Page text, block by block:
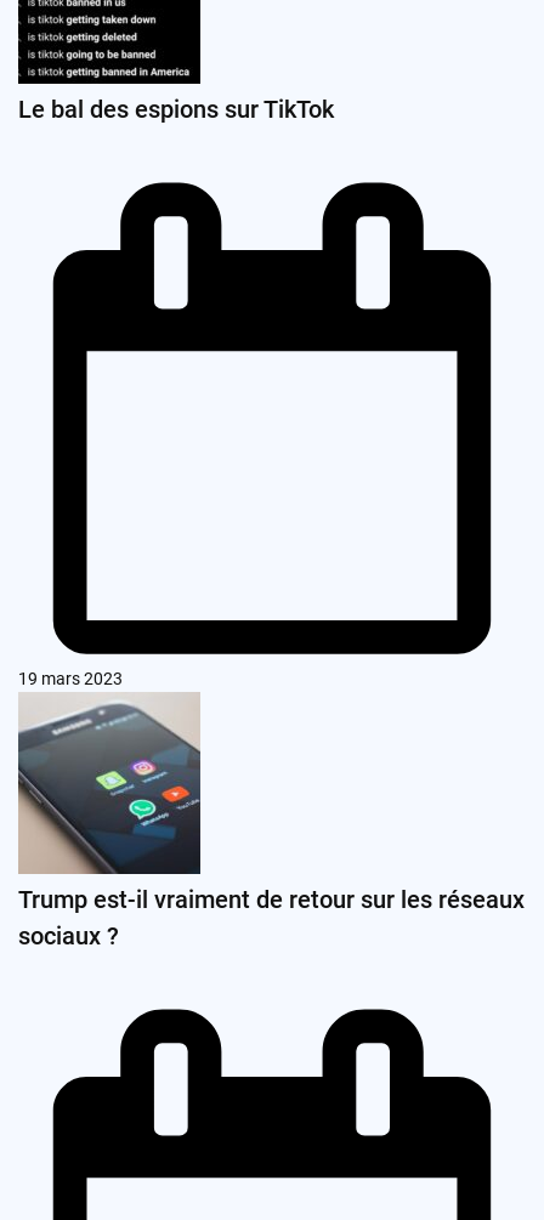
Le bal des espions sur TikTok
19 mars 2023
Trump est-il vraiment de retour sur les réseaux
sociaux ?